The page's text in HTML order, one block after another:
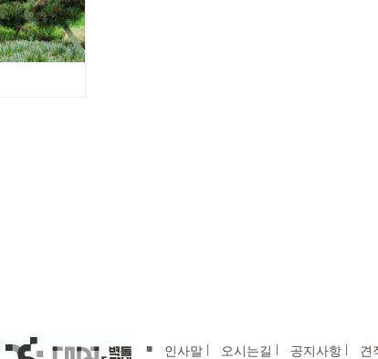
■ 인사말 오시는길 공지사항 견